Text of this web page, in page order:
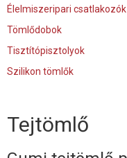
Élelmiszeripari csatlakozók
Tömlődobok
Tisztítópisztolyok
Szilikon tömlők
Tejtömlő